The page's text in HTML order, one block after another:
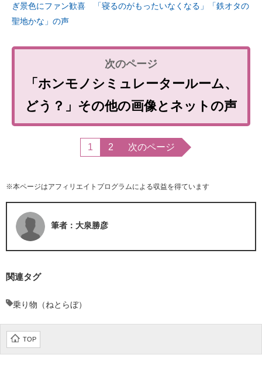
ぎ景色にファン歓喜 「寝るのがもったいなくなる」「鉄オタの
聖地かな」の声
「ホンモノシミュレータールーム、
どう？」その他の画像とネットの声
1 2 次のページ
※本ページはアフィリエイトプログラムによる収益を得ています
筆者：大泉勝彦
関連タグ
乗り物（ねとらぼ）
TOP